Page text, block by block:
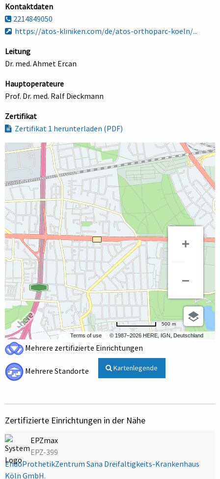
Kontaktdaten
2214849050
https://atos-kliniken.com/de/atos-orthoparc-koeln/...
Leitung
Dr. med. Ahmet Ercan
Hauptoperateure
Prof. Dr. med. Ralf Dieckmann
Zertifikat
Zertifikat 1 herunterladen (PDF)
Terms of use © 1987–2026 HERE, IGN, Deutschland
500 m
Mehrere zertifizierte Einrichtungen
Mehrere Standorte Kartenlegende
Zertifizierte Einrichtungen in der Nähe
EPZmax
EPZ-399
EndoProthetikZentrum Sana Dreifaltigkeits-Krankenhaus
Köln GmbH.